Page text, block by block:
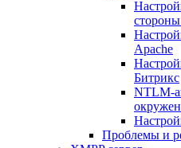
Apache
Битрикс
NTLM-
Проблемы и